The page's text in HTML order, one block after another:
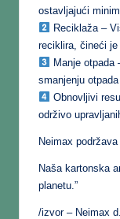
ostavljajući
Reciklaža –
reciklira, čineći je
Manje otpada
smanjenju
Obnovljivi
održivo
Neimax
Naša kartonska
planetu.”
/izvor – Neimax